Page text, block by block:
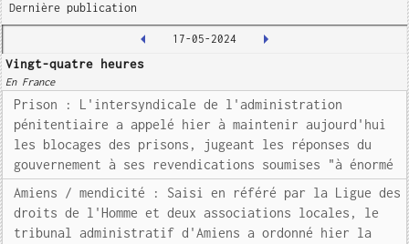
Dernière publication
17-05-2024
Vingt-quatre heures
En France
Prison : L'intersyndicale de l'administration
pénitentiaire a appelé hier à maintenir aujourd'hui
les blocages des prisons, jugeant les réponses du
gouvernement à ses revendications soumises "à énormé
Amiens / mendicité : Saisi en référé par la Ligue des
droits de l'Homme et deux associations locales, le
tribunal administratif d'Amiens a ordonné hier la